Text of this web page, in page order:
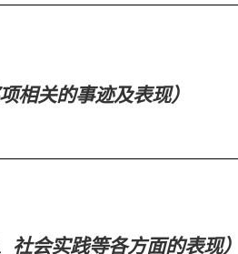
相关的事迹及表现）
社会实践等各方面的表现）